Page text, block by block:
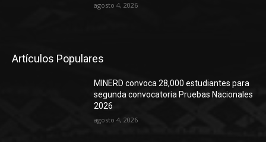
agosto 4, 2026
Artículos Populares
MINERD convoca 28,000 estudiantes para
segunda convocatoria Pruebas Nacionales
2026
agosto 4, 2026